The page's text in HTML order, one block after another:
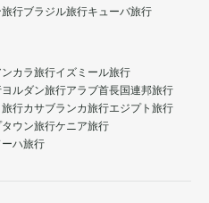
行ブラジル旅行キューバ旅行
ンカラ旅行イズミール旅行
ヨルダン旅行アラブ首長国連邦旅行
行カサブランカ旅行エジプト旅行
ウン旅行ケニア旅行
ーハ旅行